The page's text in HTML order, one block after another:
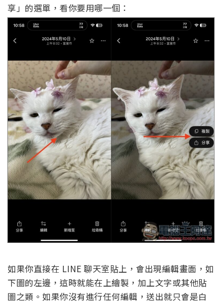
享」的選單，看你要用哪一個：
如果你直接在 LINE 聊天室貼上，會出現編輯畫面，如
下圖的左邊，這時就能在上繪製，加上文字或其他貼
圖之類。如果你沒有進行任何編輯，送出就只會是白